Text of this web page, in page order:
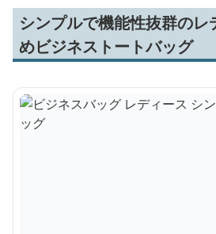
シンプルで機能性抜群のレ
めビジネストートバッグ